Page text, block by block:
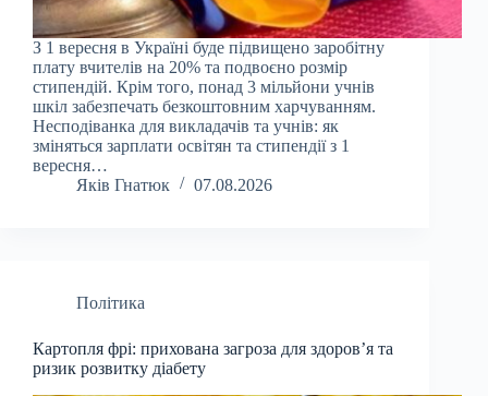
З 1 вересня в Україні буде підвищено заробітну
плату вчителів на 20% та подвоєно розмір
стипендій. Крім того, понад 3 мільйони учнів
шкіл забезпечать безкоштовним харчуванням.
Несподіванка для викладачів та учнів: як
зміняться зарплати освітян та стипендії з 1
вересня…
Яків Гнатюк
07.08.2026
Політика
Картопля фрі: прихована загроза для здоров’я та
ризик розвитку діабету